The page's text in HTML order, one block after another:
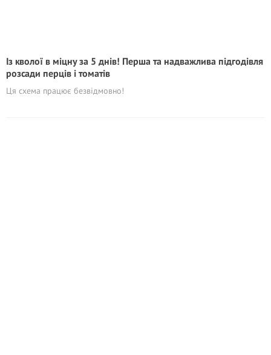
Із кволої в міцну за 5 днів! Перша та надважлива підгодівля
розсади перців і томатів
Ця схема працює безвідмовно!